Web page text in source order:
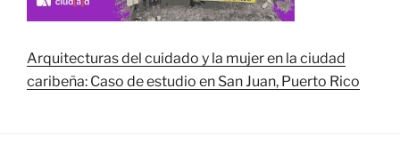
Arquitecturas del cuidado y la mujer en la ciudad
caribeña: Caso de estudio en San Juan, Puerto Rico